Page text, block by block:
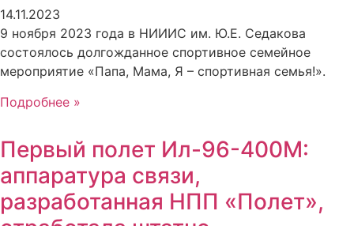
14.11.2023
9 ноября 2023 года в НИИИС им. Ю.Е. Седакова
состоялось долгожданное спортивное семейное
мероприятие «Папа, Мама, Я – спортивная семья!».
Подробнее »
Первый полет Ил-96-400М:
аппаратура связи,
разработанная НПП «Полет»,